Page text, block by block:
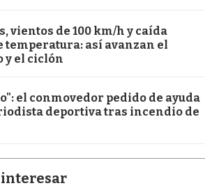
vientos de 100 km/h y caída
temperatura: así avanzan el
el ciclón
el conmovedor pedido de ayuda
deportiva tras incendio de
interesar